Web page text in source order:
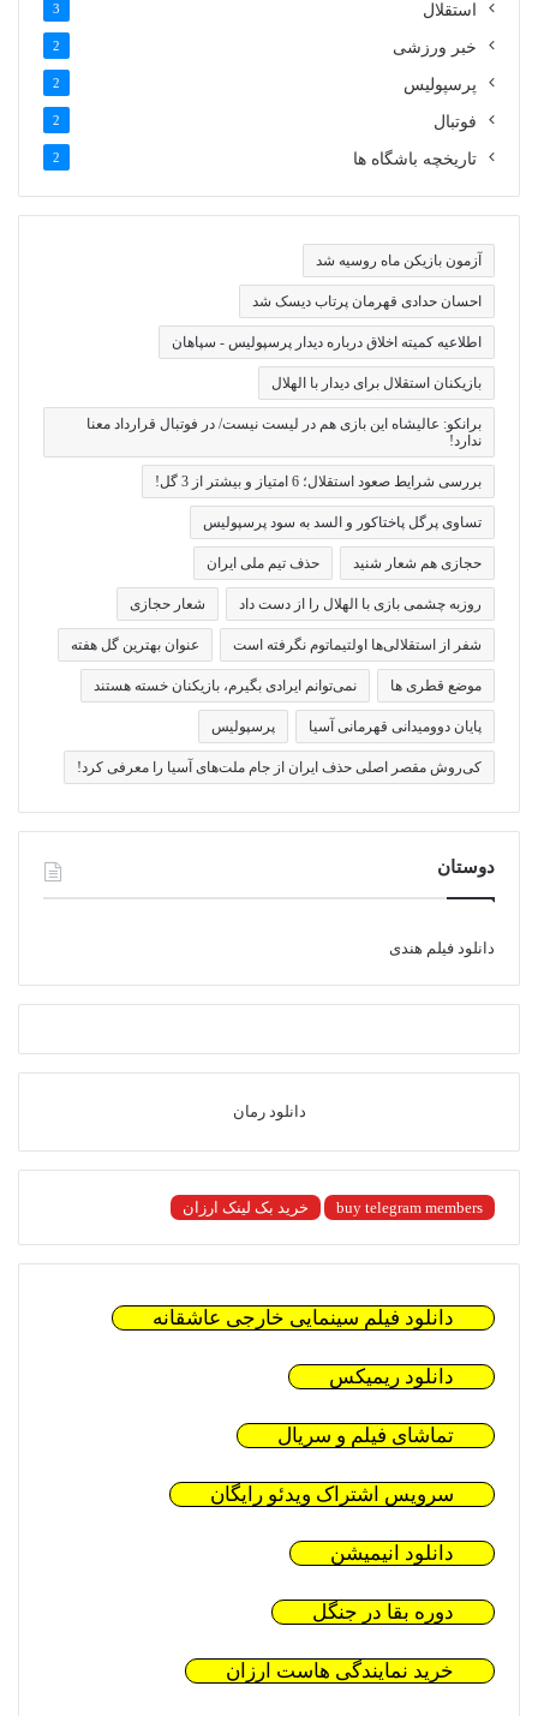
استقلال 3
خبر ورزشی 2
پرسپولیس 2
فوتبال 2
تاریخچه باشگاه ها 2
آزمون بازیکن ماه روسیه شد
احسان حدادی قهرمان پرتاب دیسک شد
اطلاعیه کمیته اخلاق درباره دیدار پرسپولیس - سپاهان
بازیکنان استقلال برای دیدار با الهلال
برانکو: عالیشاه این بازی هم در لیست نیست/ در فوتبال قرارداد معنا
ندارد!
بررسی شرایط صعود استقلال؛ 6 امتیاز و بیشتر از 3 گل!
تساوی پرگل پاختاکور و السد به سود پرسپولیس
حجازی هم شعار شنید حذف تیم ملی ایران
روزبه چشمی بازی با الهلال را از دست داد شعار حجازی
شفر از استقلالی‌ها اولتیماتوم نگرفته است عنوان بهترین گل هفته
موضع قطری ها نمی‌توانم ایرادی بگیرم، بازیکنان خسته هستند
پایان دوومیدانی قهرمانی آسیا پرسپولیس
کی‌روش مقصر اصلی حذف ایران از جام ملت‌های آسیا را معرفی کرد!
دوستان
دانلود فیلم هندی
دانلود رمان
buy telegram members خرید بک لینک ارزان
دانلود فیلم سینمایی خارجی عاشقانه
دانلود ریمیکس
تماشای فیلم و سریال
سرویس اشتراک ویدئو رایگان
دانلود انیمیشن
دوره بقا در جنگل
خرید نمایندگی هاست ارزان